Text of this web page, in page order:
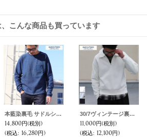
こんな商品も買っています
本藍染裏毛 サドルショルダー 胸ポケ付 ヘムラウンド L/S スウェット【MADE IN TOKYO】『東京製』/ Upscape Audience
14,800円(税別)
(税込: 16,280円)
30/7ヴィンテージ裏毛 ハーフZIP スウェット【MADE IN TOKYO】『東京製』/ Upscape Audience
11,000円(税別)
(税込: 12,100円)